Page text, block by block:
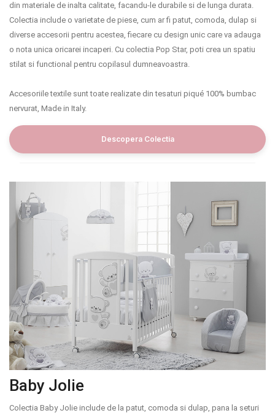
din materiale de inalta calitate, facandu-le durabile si de lunga durata.
Colectia include o varietate de piese, cum ar fi patut, comoda, dulap si
diverse accesorii pentru acestea, fiecare cu design unic care va adauga
o nota unica oricarei incaperi. Cu colectia Pop Star, poti crea un spatiu
stilat si functional pentru copilasul dumneavoastra.
Accesoriile textile sunt toate realizate din tesaturi piqué 100% bumbac
nervurat, Made in Italy.
Descopera Colectia
Baby Jolie
Colectia Baby Jolie include de la patut, comoda si dulap, pana la seturi